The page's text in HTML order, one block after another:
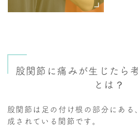
股関節に痛みが生じたら
とは？
股関節は足の付け根の部分にある
成されている関節です。